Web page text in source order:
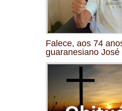
Falece, aos 74
guaranesiano José